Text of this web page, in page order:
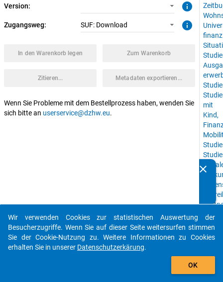
Version: info
Zugangsweg: SUF: Download info
In den Warenkorb legen Zum Warenkorb
Zitieren... Metadaten exportieren...
Wenn Sie Probleme mit dem Bestellprozess haben, wenden Sie
sich bitte an userservice@dzhw.eu.
mit
Kind,
Details
clear
auto_stories
add_shopping_cart
Wir verwenden Cookies zur statistischen Auswertung der
Besucherzugriffe. Wenn Sie auf dieser Seite weitersurfen stimmen
Sie der Cookie-Nutzung zu. Weitere Informationen zu Cookies
erhalten Sie in unserer Datenschutzerkärung.
OK